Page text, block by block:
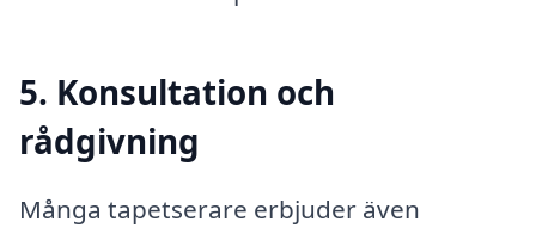
5. Konsultation och
rådgivning
Många tapetserare erbjuder även